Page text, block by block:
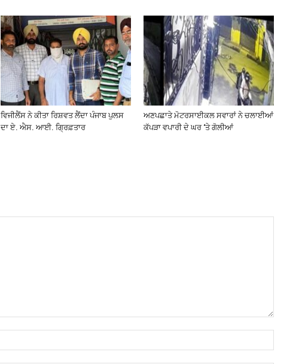
ਵਿਜੀਲੈਂਸ ਨੇ ਕੀਤਾ ਰਿਸ਼ਵਤ ਲੈਂਦਾ ਪੰਜਾਬ ਪੁਲਸ
ਦਾ ਏ. ਐਸ. ਆਈ. ਗ੍ਰਿਫ਼ਤਾਰ
ਅਣਪਛਾਤੇ ਮੋਟਰਸਾਈਕਲ ਸਵਾਰਾਂ ਨੇ ਚਲਾਈਆਂ
ਕੱਪੜਾ ਵਪਾਰੀ ਦੇ ਘਰ ‘ਤੇ ਗੋਲੀਆਂ